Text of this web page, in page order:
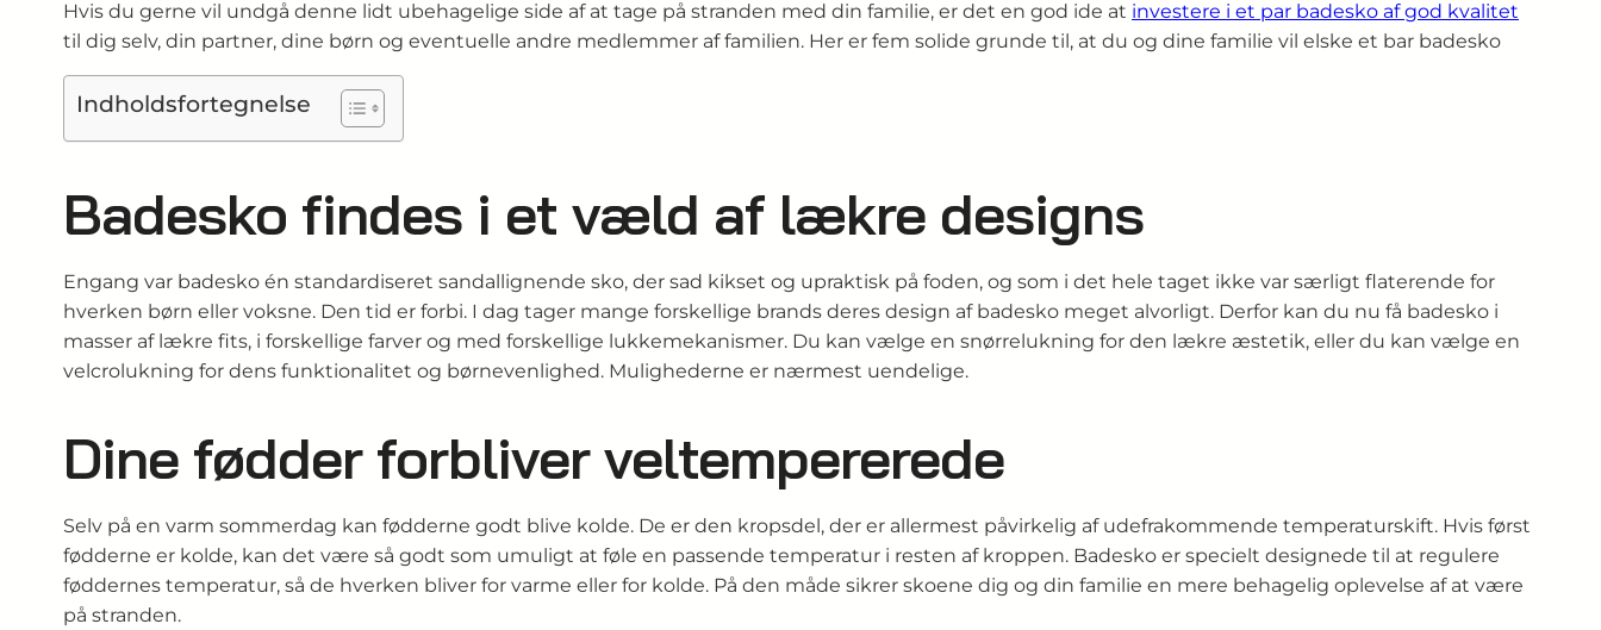
Hvis du gerne vil undgå denne lidt ubehagelige side af at tage på stranden med din familie, er det en god ide at investere i et par badesko af god kvalitet
til dig selv, din partner, dine børn og eventuelle andre medlemmer af familien. Her er fem solide grunde til, at du og dine familie vil elske et bar badesko
Indholdsfortegnelse
Badesko findes i et væld af lækre designs
Engang var badesko én standardiseret sandallignende sko, der sad kikset og upraktisk på foden, og som i det hele taget ikke var særligt flaterende for
hverken børn eller voksne. Den tid er forbi. I dag tager mange forskellige brands deres design af badesko meget alvorligt. Derfor kan du nu få badesko i
masser af lækre fits, i forskellige farver og med forskellige lukkemekanismer. Du kan vælge en snørrelukning for den lækre æstetik, eller du kan vælge en
velcrolukning for dens funktionalitet og børnevenlighed. Mulighederne er nærmest uendelige.
Dine fødder forbliver veltempererede
Selv på en varm sommerdag kan fødderne godt blive kolde. De er den kropsdel, der er allermest påvirkelig af udefrakommende temperaturskift. Hvis først
fødderne er kolde, kan det være så godt som umuligt at føle en passende temperatur i resten af kroppen. Badesko er specielt designede til at regulere
føddernes temperatur, så de hverken bliver for varme eller for kolde. På den måde sikrer skoene dig og din familie en mere behagelig oplevelse af at være
på stranden.